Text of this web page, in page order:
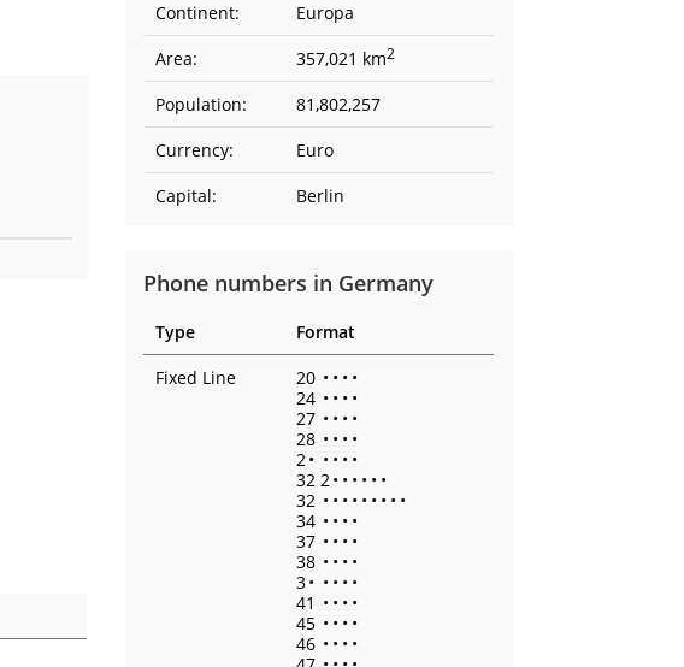
Continent:
Europa
Area:
357,021 km2
Population:
81,802,257
Currency:
Euro
Capital:
Berlin
Phone numbers in Germany
Type
Format
Fixed Line
20 • • • •
24 • • • •
27 • • • •
28 • • • •
2• • • • •
32 2• • • • • •
32 • • • • • • • • •
34 • • • •
37 • • • •
38 • • • •
3• • • • •
41 • • • •
45 • • • •
46 • • • •